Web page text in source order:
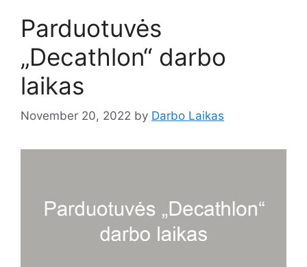
Parduotuvės
„Decathlon“ darbo
laikas
November 20, 2022 by Darbo Laikas